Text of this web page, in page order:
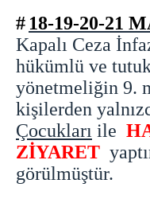
# 18-19-20-21
Kapalı Ceza
hükümlü ve
yönetmeliğin 9.
kişilerden
Çocukları ile
ZİYARET
görülmüştür.